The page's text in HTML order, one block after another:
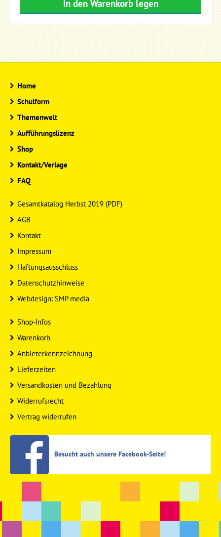
In den Warenkorb legen
Home
Schulform
Themenwelt
Aufführungslizenz
Shop
Kontakt/Verlage
FAQ
Gesamtkatalog Herbst 2019 (PDF)
AGB
Kontakt
Impressum
Haftungsausschluss
Datenschutzhinweise
Webdesign: SMP media
Shop-Infos
Warenkorb
Anbieterkennzeichnung
Lieferzeiten
Versandkosten und Bezahlung
Widerrufsrecht
Vertrag widerrufen
Besucht auch unsere Facebook-Seite!